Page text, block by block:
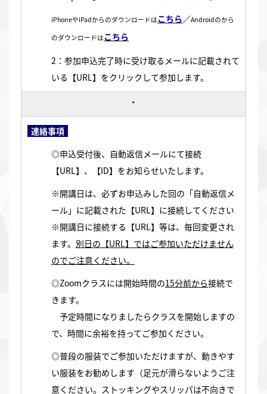
iPhoneやiPadからのダウンロードは こちら／Androidのから
のダウンロードは こちら
2：参加申込完了時に受け取るメールに記載されて
いる【URL】をクリックして参加します。
*
連絡事項
◎申込受付後、自動返信メールにて接続
【URL】、【ID】をお知らせいたします。
※開講日は、必ずお申込みした回の「自動返信メ
ール」に記載された【URL】に接続してください
※開講日に接続する【URL】等は、毎回変更され
ます。 別日の【URL】ではご参加いただけません
のでご注意ください。
◎Zoomクラスには開始時間の15分前から接続で
きます。
予定時間になりましたらクラスを開始しますの
で、時間に余裕を持ってご参加ください。
◎普段の服装でご参加いただけますが、動きやす
い服装をお勧めします（足元が滑らないようご注
意ください。ストッキングやスリッパは不向きで